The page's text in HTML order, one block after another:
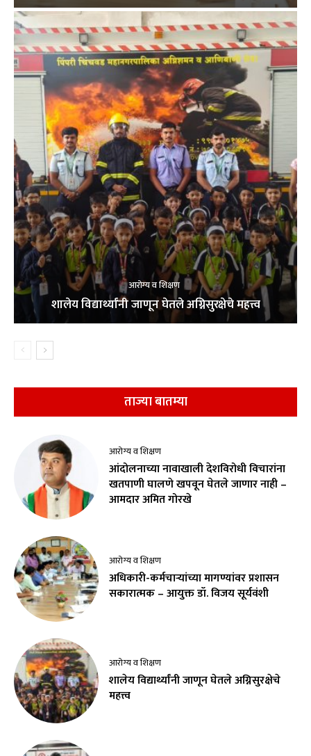
आरोग्य व शिक्षण
शालेय विद्यार्थ्यांनी जाणून घेतले अग्निसुरक्षेचे महत्त्व
ताज्या बातम्या
आरोग्य व शिक्षण
आंदोलनाच्या नावाखाली देशविरोधी विचारांना
खतपाणी घालणे खपवून घेतले जाणार नाही –
आमदार अमित गोरखे
आरोग्य व शिक्षण
अधिकारी-कर्मचाऱ्यांच्या मागण्यांवर प्रशासन
सकारात्मक – आयुक्त डॉ. विजय सूर्यवंशी
आरोग्य व शिक्षण
शालेय विद्यार्थ्यांनी जाणून घेतले अग्निसुरक्षेचे
महत्त्व